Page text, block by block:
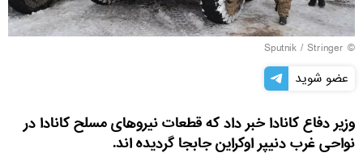
© Sputnik / Stringer
عضو شوید
وزیر دفاع کانادا خبر داد که قطعات نیروهای مسلح کانادا در
نواحی غرب دنیپر اوکراین جابجا گردیده اند.